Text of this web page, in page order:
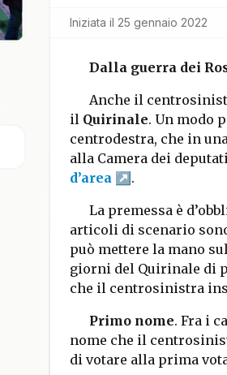
Iniziata il 25 gennaio 2022
Dalla guerra dei
Anche il
il Quirinale. Un modo
centrodestra, che in
alla Camera dei
d’area
.
La premessa è
articoli di scenario
può mettere la mano
giorni del Quirinale di
che il centrosinistra
Primo nome. Fra i
nome che il
di votare alla prima